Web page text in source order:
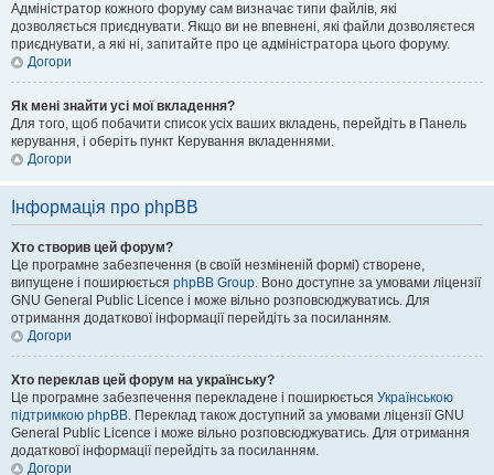
Адміністратор кожного форуму сам визначає типи файлів, які
дозволяється приєднувати. Якщо ви не впевнені, які файли дозволяєтеся
приєднувати, а які ні, запитайте про це адміністратора цього форуму.
Догори
Як мені знайти усі мої вкладення?
Для того, щоб побачити список усіх ваших вкладень, перейдіть в Панель
керування, і оберіть пункт Керування вкладеннями.
Догори
Інформація про phpBB
Хто створив цей форум?
Це програмне забезпечення (в своїй незміненій формі) створене,
випущене і поширюється phpBB Group. Воно доступне за умовами ліцензії
GNU General Public Licence і може вільно розповсюджуватись. Для
отримання додаткової інформації перейдіть за посиланням.
Догори
Хто переклав цей форум на українську?
Це програмне забезпечення перекладене і поширюється Українською
підтримкою phpBB. Переклад також доступний за умовами ліцензії GNU
General Public Licence і може вільно розповсюджуватись. Для отримання
додаткової інформації перейдіть за посиланням.
Догори